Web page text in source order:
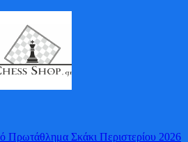
Πρωτάθλημα Σκάκι Περιστερίου 2026